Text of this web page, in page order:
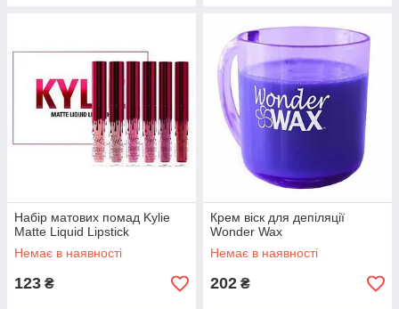
Набір матових помад Kylie
Matte Liquid Lipstick
Немає в наявності
123 ₴
Крем віск для депіляції
Wonder Wax
Немає в наявності
202 ₴